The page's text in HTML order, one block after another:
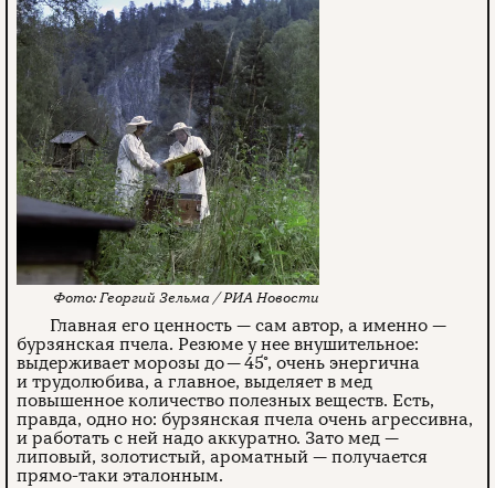
Георгий Зельма / РИА Новости
Главная его ценность — сам автор, а именно —
бурзянская пчела. Резюме у нее внушительное:
выдерживает морозы до — 45°, очень энергична
и трудолюбива, а главное, выделяет в мед
повышенное количество полезных веществ. Есть,
правда, одно но: бурзянская пчела очень агрессивна,
и работать с ней надо аккуратно. Зато мед —
липовый, золотистый, ароматный — получается
прямо-таки эталонным.